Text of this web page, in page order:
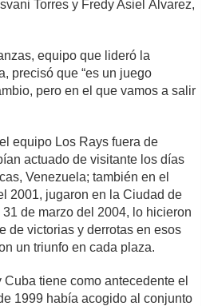
Torres y Fredy Asiel Álvarez,
equipo que lideró la
precisó que “es un juego
pero en el que vamos a salir
equipo Los Rays fuera de
actuado de visitante los días
Venezuela; también en el
2001, jugaron en la Ciudad de
de marzo del 2004, lo hicieron
de victorias y derrotas en esos
un triunfo en cada plaza.
tiene como antecedente el
1999 había acogido al conjunto